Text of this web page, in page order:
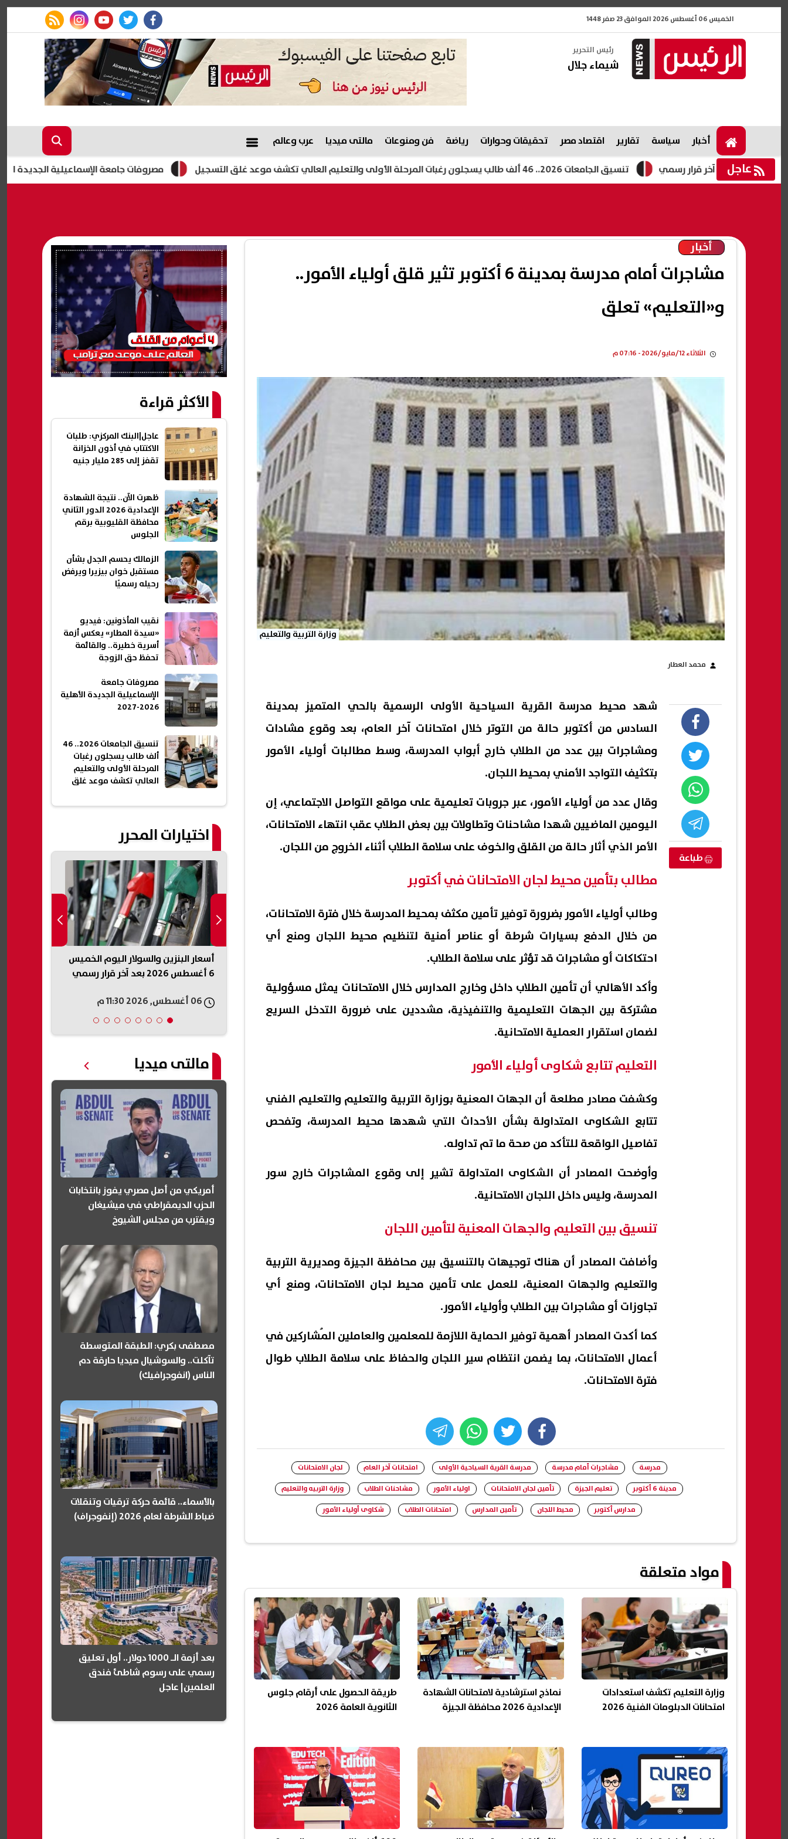
الخميس 06 أغسطس 2026 الموافق 23 صفر 1448
facebook
twitter
youtube
instagram
rss feed
رئيس التحرير
شيماء جلال
أخبار سياسة تقارير اقتصاد مصر تحقيقات وحوارات رياضة فن ومنوعات مالتى ميديا عرب وعالم
عاجل مصروفات جامعة الإسماعيلية الجديدة الأهلية 2026-2027 تنسيق الجامعات 2026.. 46 ألف طالب يسجلون رغبات المرحلة الأولى والتعليم العالي تكشف موعد غلق التسجيل
أخبار
مشاجرات أمام مدرسة بمدينة 6 أكتوبر تثير قلق أولياء الأمور..
و«التعليم» تعلق
الثلاثاء 12/مايو/2026 - 07:16 م
وزارة التربية والتعليم
محمد العطار
طباعة
شهد محيط مدرسة القرية السياحية الأولى الرسمية بالحي المتميز بمدينة
السادس من أكتوبر حالة من التوتر خلال امتحانات آخر العام، بعد وقوع مشادات
ومشاجرات بين عدد من الطلاب خارج أبواب المدرسة، وسط مطالبات أولياء الأمور
بتكثيف التواجد الأمني بمحيط اللجان.
وقال عدد من أولياء الأمور، عبر جروبات تعليمية على مواقع التواصل الاجتماعي، إن
اليومين الماضيين شهدا مشاحنات وتطاولات بين بعض الطلاب عقب انتهاء الامتحانات،
الأمر الذي أثار حالة من القلق والخوف على سلامة الطلاب أثناء الخروج من اللجان.
مطالب بتأمين محيط لجان الامتحانات في أكتوبر
وطالب أولياء الأمور بضرورة توفير تأمين مكثف بمحيط المدرسة خلال فترة الامتحانات،
من خلال الدفع بسيارات شرطة أو عناصر أمنية لتنظيم محيط اللجان ومنع أي
احتكاكات أو مشاجرات قد تؤثر على سلامة الطلاب.
وأكد الأهالي أن تأمين الطلاب داخل وخارج المدارس خلال الامتحانات يمثل مسؤولية
مشتركة بين الجهات التعليمية والتنفيذية، مشددين على ضرورة التدخل السريع
لضمان استقرار العملية الامتحانية.
التعليم تتابع شكاوى أولياء الأمور
وكشفت مصادر مطلعة أن الجهات المعنية بوزارة التربية والتعليم والتعليم الفني
تتابع الشكاوى المتداولة بشأن الأحداث التي شهدها محيط المدرسة، وتفحص
تفاصيل الواقعة للتأكد من صحة ما تم تداوله.
وأوضحت المصادر أن الشكاوى المتداولة تشير إلى وقوع المشاجرات خارج سور
المدرسة، وليس داخل اللجان الامتحانية.
تنسيق بين التعليم والجهات المعنية لتأمين اللجان
وأضافت المصادر أن هناك توجيهات بالتنسيق بين محافظة الجيزة ومديرية التربية
والتعليم والجهات المعنية، للعمل على تأمين محيط لجان الامتحانات، ومنع أي
تجاوزات أو مشاجرات بين الطلاب وأولياء الأمور.
كما أكدت المصادر أهمية توفير الحماية اللازمة للمعلمين والعاملين المُشاركين في
أعمال الامتحانات، بما يضمن انتظام سير اللجان والحفاظ على سلامة الطلاب طوال
فترة الامتحانات.
facebook
twitter
whats
مدرسة مشاجرات أمام مدرسة مدرسة القرية السياحية الأولى امتحانات آخر العام
لجان الامتحانات
مدينة 6 أكتوبر
تعليم الجيزة تأمين لجان الامتحانات اولياء الأمور مشاحنات الطلاب
وزارة التربيه والتعليم
مدارس أكتوبر
محيط اللجان تأمين المدارس امتحانات الطلاب شكاوى أولياء الأمور
مواد متعلقة
وزارة التعليم تكشف استعدادات
امتحانات الدبلومات الفنية 2026
نماذج استرشادية لامتحانات الشهادة
الإعدادية 2026 محافظة الجيزة
طريقة الحصول على أرقام جلوس
الثانوية العامة 2026
الأكثر قراءة
عاجل|البنك المركزي: طلبات
الاكتتاب في أذون الخزانة
تقفز إلى 285 مليار جنيه
ظهرت الآن.. نتيجة الشهادة
الإعدادية 2026 الدور الثاني
محافظة القليوبية برقم
الجلوس
الزمالك يحسم الجدل بشأن
مستقبل خوان بيزيرا ويرفض
رحيله رسميًا
نقيب المأذونين: فيديو
«سيدة المطار» يعكس أزمة
أسرية خطيرة.. والقائمة
تحفظ حق الزوجة
مصروفات جامعة
الإسماعيلية الجديدة الأهلية
2026-2027
تنسيق الجامعات 2026.. 46
ألف طالب يسجلون رغبات
المرحلة الأولى والتعليم
العالي تكشف موعد غلق
اختيارات المحرر
عاجل|البنك المركزي: طلبات الاكتتاب
مصروفات جامعة الإسماعيلية الجديدة
والتعليم العالي تكشف موعد غلق
التسجيل
أسعار البنزين والسولار اليوم الخميس
6 أغسطس 2026 بعد آخر قرار رسمي
مالتى ميديا
أمريكي من أصل مصري يفوز بانتخابات
الحزب الديمقراطي في ميشيغان
ويقترب من مجلس الشيوخ
مصطفى بكري: الطبقة المتوسطة
تآكلت.. والسوشيال ميديا حارقة دم
الناس (انفوجرافيك)
بالأسماء.. قائمة حركة ترقيات وتنقلات
ضباط الشرطة لعام 2026 (إنفوجراف)
بعد أزمة الـ 1000 دولار.. أول تعليق
رسمي على رسوم شاطئ فندق
العلمين| عاجل